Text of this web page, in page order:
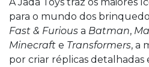
para o mundo dos
Fast & Furious a Batman,
Minecraft e Transformers, a
por criar réplicas detalhadas